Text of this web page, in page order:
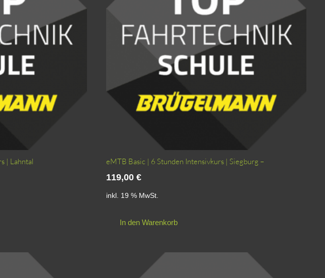
| Lahntal eMTB Basic | 6 Stunden Intensivkurs | Siegburg –
119,00 €
inkl. 19 % MwSt.
In den Warenkorb